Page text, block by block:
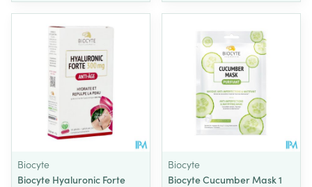
Biocyte
Biocyte Hyaluronic Forte
Biocyte
Biocyte Cucumber Mask 1